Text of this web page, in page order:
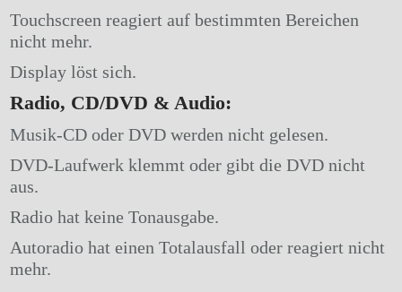
Touchscreen reagiert auf bestimmten Bereichen
nicht mehr.
Display löst sich.
Radio, CD/DVD & Audio:
Musik-CD oder DVD werden nicht gelesen.
DVD-Laufwerk klemmt oder gibt die DVD nicht
aus.
Radio hat keine Tonausgabe.
Autoradio hat einen Totalausfall oder reagiert nicht
mehr.